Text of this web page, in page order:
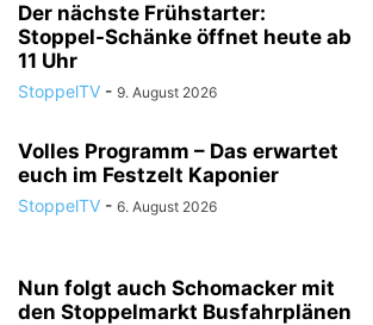
Der nächste Frühstarter:
Stoppel-Schänke öffnet heute ab
11 Uhr
StoppelTV - 9. August 2026
Volles Programm – Das erwartet
euch im Festzelt Kaponier
StoppelTV - 6. August 2026
Nun folgt auch Schomacker mit
den Stoppelmarkt Busfahrplänen